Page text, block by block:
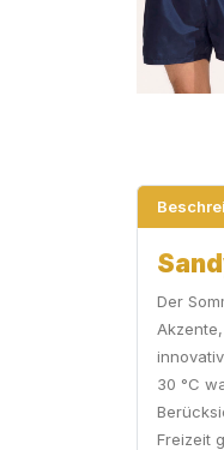
Der
30 °C
Freizeit